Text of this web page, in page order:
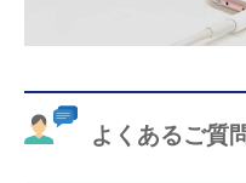
よくあるご質